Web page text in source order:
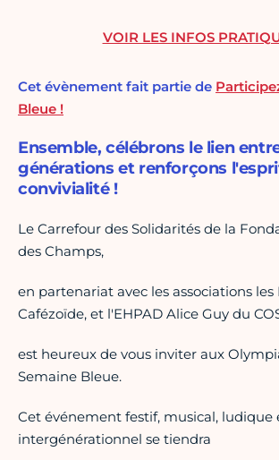
Cet évènement fait partie de
Bleue !
Ensemble, célébrons le lien
générations et renforçons
convivialité !
Le Carrefour des Solidarités de la
des Champs,
en partenariat avec les associations les
Cafézoïde, et l'EHPAD Alice Guy du
est heureux de vous inviter aux
Semaine Bleue.
Cet événement festif, musical, ludique
intergénérationnel se tiendra
VOIR LES INFOS